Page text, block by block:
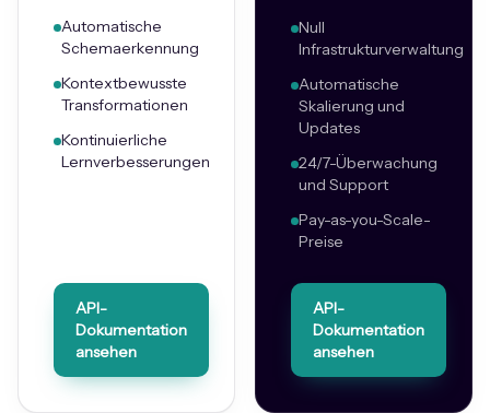
Automatische
Schemaerkennung
Kontextbewusste
Transformationen
Kontinuierliche
Lernverbesserungen
API-
Dokumentation
ansehen
Null
Infrastrukturverwaltung
Automatische
Skalierung und
Updates
24/7-Überwachung
und Support
Pay-as-you-Scale-
Preise
API-
Dokumentation
ansehen